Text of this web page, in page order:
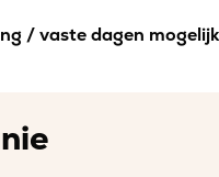
/ vaste dagen mogelijk